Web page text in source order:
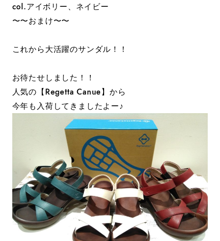
col.アイボリー、ネイビー
〜〜おまけ〜〜
これから大活躍のサンダル！！
お待たせしました！！
人気の【Regetta Canue】から
今年も入荷してきましたよー♪